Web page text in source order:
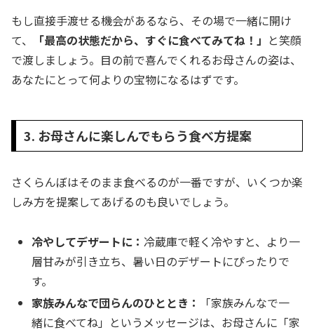
もし直接手渡せる機会があるなら、その場で一緒に開け
て、
「最高の状態だから、すぐに食べてみてね！」 と笑顔
で渡しましょう。目の前で喜んでくれるお母さんの姿は、
あなたにとって何よりの宝物になるはずです。
3. お母さんに楽しんでもらう食べ方提案
さくらんぼはそのまま食べるのが一番ですが、いくつか楽
しみ方を提案してあげるのも良いでしょう。
冷やしてデザートに： 冷蔵庫で軽く冷やすと、より一
層甘みが引き立ち、暑い日のデザートにぴったりで
す。
家族みんなで団らんのひととき：
「家族みんなで一
緒に食べてね」というメッセージは、お母さんに「家